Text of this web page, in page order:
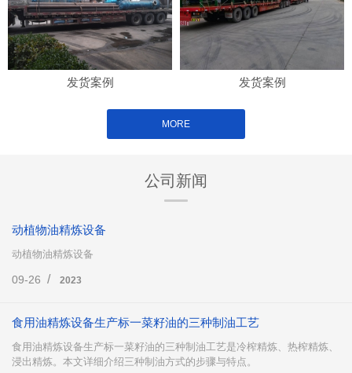
发货案例 发货案例
MORE
公司新闻
动植物油精炼设备
动植物油精炼设备
09-26 / 2023
食用油精炼设备生产标一菜籽油的三种制油工艺
食用油精炼设备生产标一菜籽油的三种制油工艺是冷榨精炼、热榨精炼、
浸出精炼。本文详细介绍三种制油方式的步骤与特点。